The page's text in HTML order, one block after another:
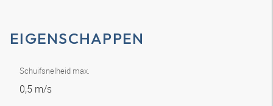
EIGENSCHAPPEN
Schuifsnelheid max.
0,5 m/s